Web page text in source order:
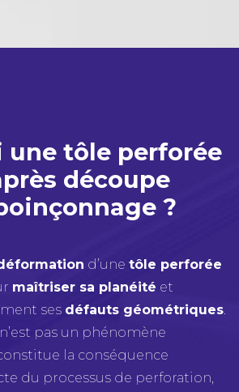
une tôle perforée
découpe
?
d’une tôle perforée
maîtriser sa planéité et
ses défauts géométriques.
n’est pas un phénomène
la conséquence
du processus de perforation,